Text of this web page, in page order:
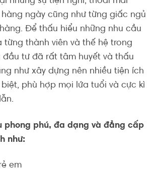
ngày cũng như từng giấc ngủ
Để thấu hiểu những nhu cầu
từng thành viên và thế hệ trong
đầu tư đã rất tâm huyết và thấu
như xây dựng nên nhiều tiện ích
phù hợp mọi lứa tuổi và cực kì
phong phú, đa dạng và đẳng cấp
như:
em